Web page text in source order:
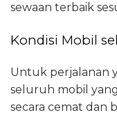
sewaan terbaik
Kondisi Mobil
Untuk perjalanan
seluruh mobil
secara cemat dan